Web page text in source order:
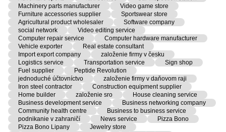
Machinery parts manufacturer
Video game store
Furniture accessories supplier
Sportswear store
Agricultural product wholesaler
Software company
social network
Video editing service
Computer repair service
Computer hardware manufacturer
Vehicle exporter
Real estate consultant
Import export company
založenie firmy v česku
Logistics service
Transportation service
Sign shop
Fuel supplier
Peptide Revolution
jednoduché účtovníctvo
založenie firmy v daňovom raji
Iron steel contractor
Construction equipment supplier
Home builder
založenie sro
House cleaning service
Business development service
Business networking company
Community health centre
Business to business service
podnikanie v zahraničí
News service
Pizza Bono
Pizza Bono Lipany
Jewelry store